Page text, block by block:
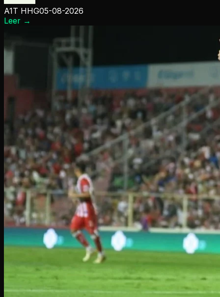
A1T HHG05-08-2026
Leer →